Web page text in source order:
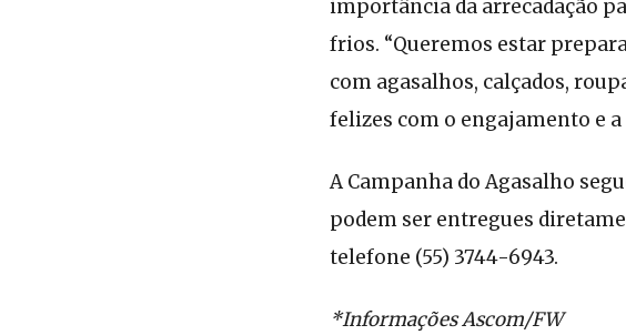
importância da arrecadação
frios. “Queremos estar
com agasalhos, calçados,
felizes com o engajamento e
A Campanha do Agasalho
podem ser entregues
telefone (55) 3744-6943.
*Informações Ascom/FW